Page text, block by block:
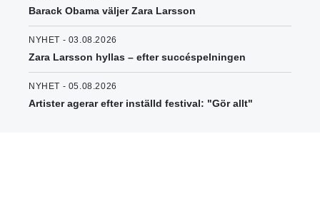
Barack Obama väljer Zara Larsson
NYHET - 03.08.2026
Zara Larsson hyllas – efter succéspelningen
NYHET - 05.08.2026
Artister agerar efter inställd festival: "Gör allt"